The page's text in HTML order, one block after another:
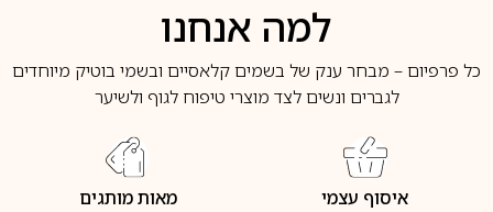
למה אנחנו
כל פרפיום – מבחר ענק של בשמים קלאסיים ובשמי בוטיק מיוחדים
לגברים ונשים לצד מוצרי טיפוח לגוף ולשיער
איסוף עצמי מאות מותגים